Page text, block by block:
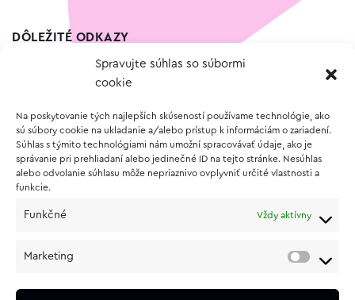
Spravujte súhlas so súbormi
cookie
Na poskytovanie tých najlepších skúseností používame technológie, ako
sú súbory cookie na ukladanie a/alebo prístup k informáciám o zariadení.
Súhlas s týmito technológiami nám umožní spracovávať údaje, ako je
správanie pri prehliadaní alebo jedinečné ID na tejto stránke. Nesúhlas
alebo odvolanie súhlasu môže nepriaznivo ovplyvniť určité vlastnosti a
funkcie.
Funkčné Vždy aktívny
Marketing
DÔLEŽITÉ ODKAZY
Vernostný program
O NÁKUPE
Vrátenie a reklamácia tovaru